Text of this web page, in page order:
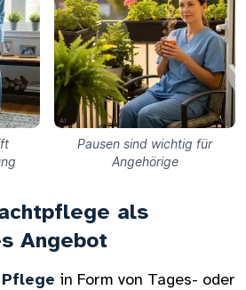
Pausen sind wichtig für
Angehörige
als
Angebot
in Form von Tages- oder